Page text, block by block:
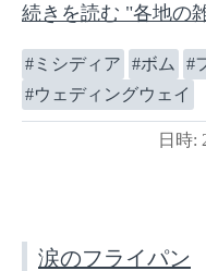
続きを読む "各地の
ミシディア ボム
ウェディングウェイ
日時:
涙のフライパン